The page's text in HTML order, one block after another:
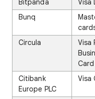
Bitpanda
Visa
Bunq
Circula
Visa
Card
Citibank
Europe PLC
Visa